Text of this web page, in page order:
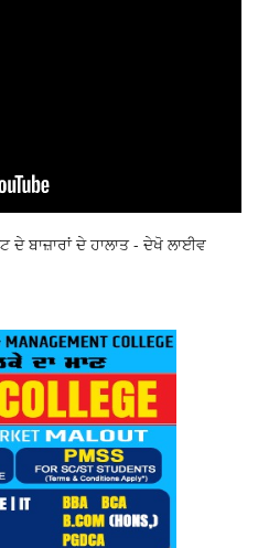
ਦੇ ਬਾਜ਼ਾਰਾਂ ਦੇ ਹਾਲਾਤ - ਦੇਖੋ ਲਾਈਵ